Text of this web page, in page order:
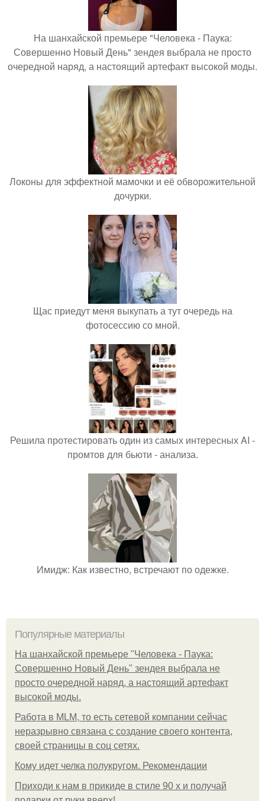
На шанхайской премьере "Человека - Паука:
Совершенно Новый День" зендея выбрала не просто
очередной наряд, а настоящий артефакт высокой моды.
Локоны для эффектной мамочки и её обворожительной
дочурки.
Щас приедут меня выкупать а тут очередь на
фотосессию со мной.
Решила протестировать один из самых интересных AI -
промтов для бьюти - анализа.
Имидж: Как известно, встречают по одежке.
Популярные материалы
На шанхайской премьере "Человека - Паука:
Совершенно Новый День" зендея выбрала не
просто очередной наряд, а настоящий артефакт
высокой моды.
Работа в MLM, то есть сетевой компании сейчас
неразрывно связана с создание своего контента,
своей страницы в соц сетях.
Кому идет челка полукругом. Рекомендации
Приходи к нам в прикиде в стиле 90 х и получай